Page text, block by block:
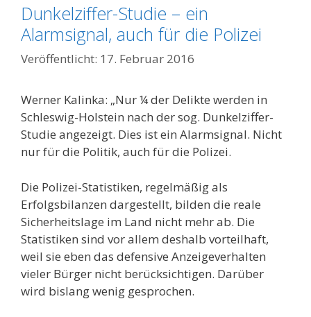
Dunkelziffer-Studie – ein
Alarmsignal, auch für die Polizei
17. Februar 2016
Werner Kalinka: „Nur ¼ der Delikte werden in
Schleswig-Holstein nach der sog. Dunkelziffer-
Studie angezeigt. Dies ist ein Alarmsignal. Nicht
nur für die Politik, auch für die Polizei.
Die Polizei-Statistiken, regelmäßig als
Erfolgsbilanzen dargestellt, bilden die reale
Sicherheitslage im Land nicht mehr ab. Die
Statistiken sind vor allem deshalb vorteilhaft,
weil sie eben das defensive Anzeigeverhalten
vieler Bürger nicht berücksichtigen. Darüber
wird bislang wenig gesprochen.